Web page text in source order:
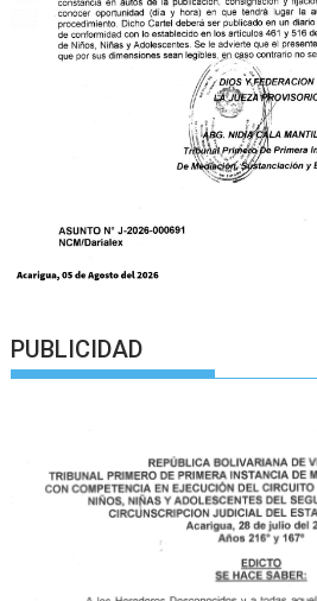
PUBLICIDAD